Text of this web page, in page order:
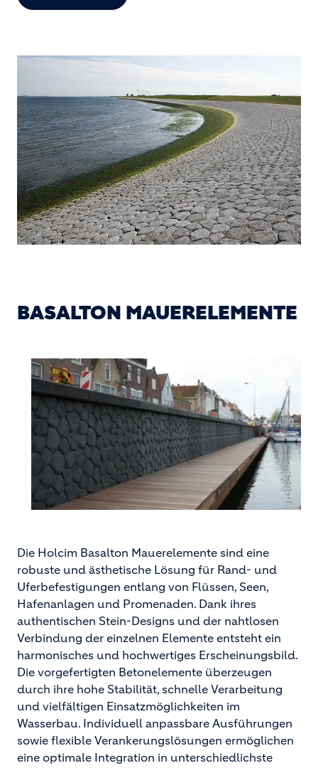
BASALTON MAUERELEMENTE
Die Holcim Basalton Mauerelemente sind eine
robuste und ästhetische Lösung für Rand- und
Uferbefestigungen entlang von Flüssen, Seen,
Hafenanlagen und Promenaden. Dank ihres
authentischen Stein-Designs und der nahtlosen
Verbindung der einzelnen Elemente entsteht ein
harmonisches und hochwertiges Erscheinungsbild.
Die vorgefertigten Betonelemente überzeugen
durch ihre hohe Stabilität, schnelle Verarbeitung
und vielfältigen Einsatzmöglichkeiten im
Wasserbau. Individuell anpassbare Ausführungen
sowie flexible Verankerungslösungen ermöglichen
eine optimale Integration in unterschiedlichste